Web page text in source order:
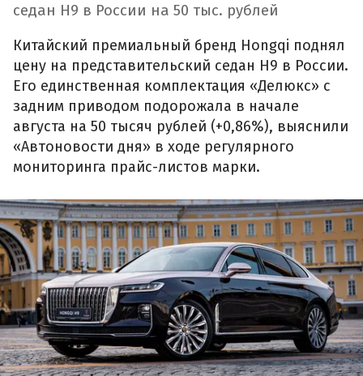
седан H9 в России на 50 тыс. рублей
Китайский премиальный бренд Hongqi поднял
цену на представительский седан H9 в России.
Его единственная комплектация «Делюкс» с
задним приводом подорожала в начале
августа на 50 тысяч рублей (+0,86%), выяснили
«Автоновости дня» в ходе регулярного
мониторинга прайс-листов марки.